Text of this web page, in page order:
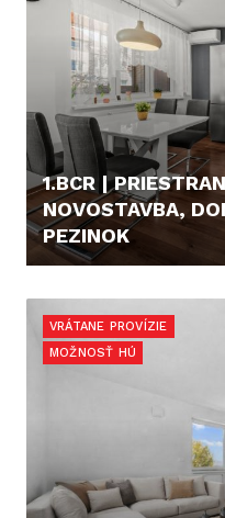
1.BCR |
NOVOSTAVBA,
PEZINOK
VRÁTANE PROVÍZIE
MOŽNOSŤ HÚ